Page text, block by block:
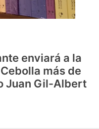
enviará a la
más de
Juan Gil-Albert